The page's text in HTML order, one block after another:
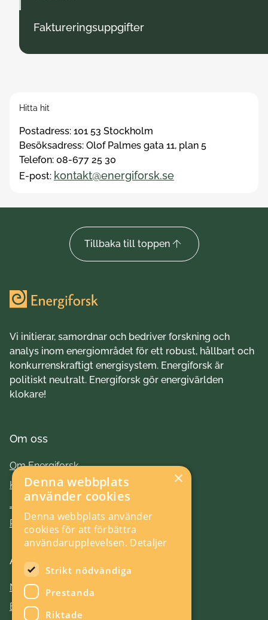
Faktureringsuppgifter
Hitta hit
Postadress: 101 53 Stockholm
Besöksadress: Olof Palmes gata 11, plan 5
Telefon: 08-677 ​25 30
E-post: kontakt@energiforsk.se
Tillbaka till toppen
Vi initierar, samordnar och bedriver forskning och
analys inom energiområdet för ett robust, hållbart och
konkurrenskraftigt energisystem. Energiforsk är
politiskt neutralt. Energiforsk gör energivärlden
klokare!
Om oss
Om Energiforsk
Kontakt
Jobba hos oss
Press
Aktuellt
Nyheter
Evenemang
×
Denna webbplats
använder cookies
Denna webbplats använder
cookies för att förbättra
användarupplevelsen. Detaljer
Strikt nödvändiga
Prestanda
Riktade